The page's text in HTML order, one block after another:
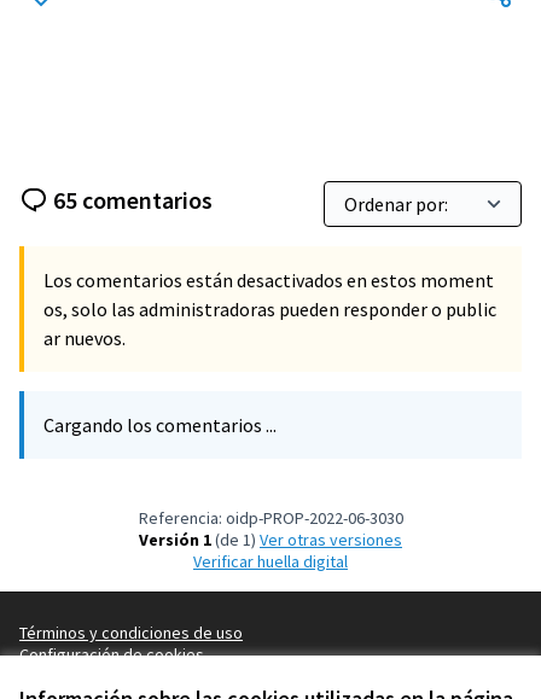
65 comentarios
Los comentarios están desactivados en estos moment
os, solo las administradoras pueden responder o public
ar nuevos.
Cargando los comentarios ...
Referencia: oidp-PROP-2022-06-3030
Versión 1(de 1)
ver otras versiones
Verificar huella digital
Términos y condiciones de uso
Configuración de cookies